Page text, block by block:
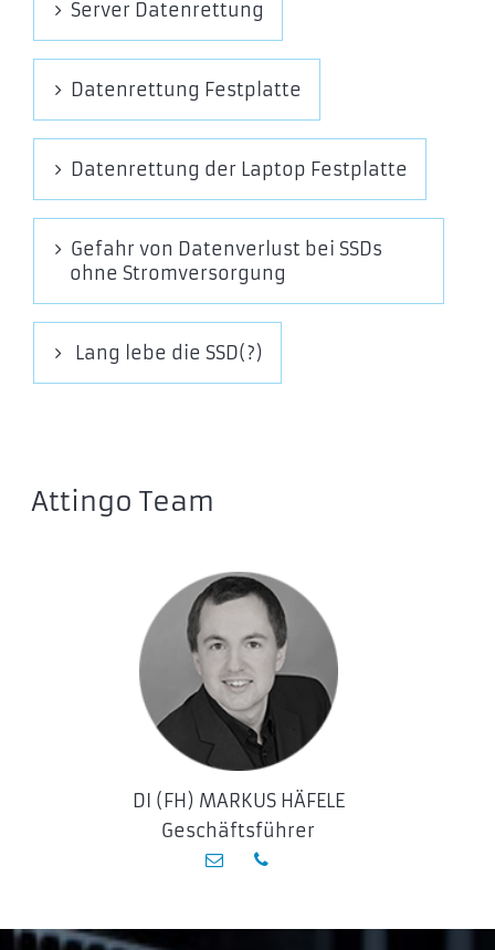
SSDPR-CL100-120-G3
SSDPR-CL100-480-G3
SSDPR-HX100-256
SSDPR-HX100-512
SSDPR-HX100-01T
SSDPR-HL100-256
SSDPR-HL100-512
SSDPR-HL100-01T
IRP-SSDPR-S25C-256
IRP-SSDPR-S25C-512
IRDM gen.2 SATA 2,5″ SSD
IR-SSDPR-S25A-120
IR-SSDPR-S25A-240
IRDM Ultimate X M.2 SSD
IRX-SSDPR-P44X-500-80
IRX-SSDPR-P44X-1K0-80
IRX-SSDPR-P44X-2K0-80
GOODRAM PX500 M.2 SSD
SSDPR-PX500-256-80
Server Datenrettung
Datenrettung Festplatte
Datenrettung der Laptop Festplatte
Gefahr von Datenverlust bei SSDs
ohne Stromversorgung
Lang lebe die SSD(?)
Attingo Team
DI (FH) MARKUS HÄFELE
Geschäftsführer